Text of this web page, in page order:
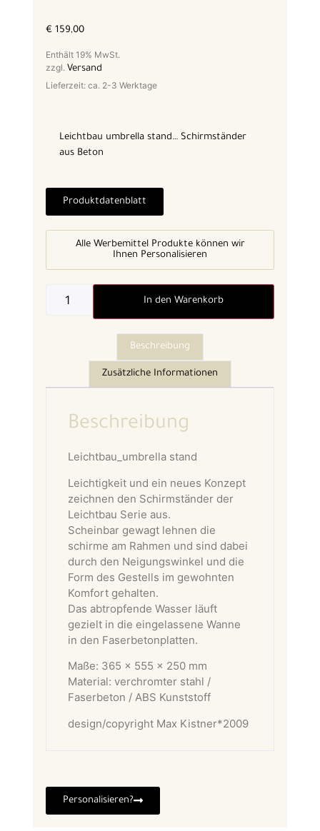
€ 159,00
Enthält 19% MwSt.
zzgl.Versand
Lieferzeit: ca. 2-3 Werktage
Leichtbau umbrella stand… Schirmständer
aus Beton
Produktdatenblatt
Alle Werbemittel Produkte können wir
Ihnen Personalisieren
In den Warenkorb
Beschreibung
Zusätzliche Informationen
Beschreibung
Leichtbau_umbrella stand
Leichtigkeit und ein neues Konzept
zeichnen den Schirmständer der
Leichtbau Serie aus.
Scheinbar gewagt lehnen die
schirme am Rahmen und sind dabei
durch den Neigungswinkel und die
Form des Gestells im gewohnten
Komfort gehalten.
Das abtropfende Wasser läuft
gezielt in die eingelassene Wanne
in den Faserbetonplatten.
Maße: 365 x 555 x 250 mm
Material: verchromter stahl /
Faserbeton / ABS Kunststoff
design/copyright Max Kistner*2009
Personalisieren?